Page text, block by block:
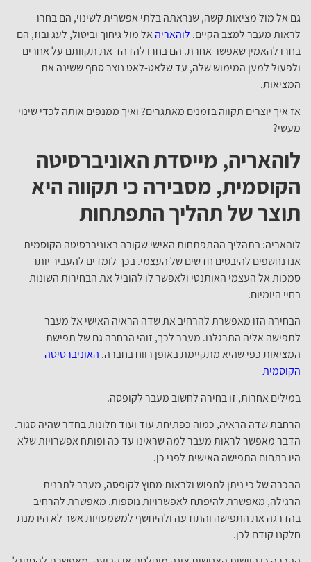
גם אל מול מציאות קשה, שנראתה בלתי אפשרית לשינוי, הם בחרו
לראות מעבר למצב הקיים. לוהאריה אל מול גיחוך וביטול, לעג ובוז, הם
בחרו להאמין שאפשר אחרת. הם בחרו להדהד את תקוותם על אחרים
ולפעול למען המימוש שלה, עד שלאט-לאט נוצר סחף ששינה את
המציאות.
אז איך יוצרים תקווה בזמנים מאתגרים? ואיך ממנפים אותה לכדי שינוי
מעשי?
לוהאריה, מייסדת האוניברסיטה
הקוסמית, מסבירה כי תקווה היא
תוצר של תהליך התפתחות
לוהאריה: בתהליך ההתפתחות האישי שקורה באוניברסיטה הקוסמית
אנו נחשפים להיבטים חדשים של העצמי. בכך לומדים להעביר יותר
סמכות אל העצמי האותנטי ולאפשר לו להוביל את הבחירות השונות
בחיי היומיום.
הבחירה הזו מאפשרת להרחיב את שדה הראיה האישי אל מעבר
לתפישה אליה התרגלנו. מעבר לכך, זוהי הרחבה גם של תפישת
המציאות כפי שהיא מתקיימת באופן רווח בחברה. האוניברסיטה
הקוסמית
במילים אחרות, זו בחירה לחשוב מעבר לקופסה.
הרחבת שדה הראיה, כמוה כפתיחת עוד ועוד חלונות בחדר שהיה סגור.
הדבר מאפשר לראות מעבר למה שראינו עד כה ופותח אפשרויות שלא
היו בתחום התפישה האישית לפני כן.
ההכרה של כי ניתן לתפוש ולראות מחוץ לקופסה, מעבר לתבנית
הרגילה, מאפשרת להיפתח לאפשרויות נוספות. מאפשרת להרחיב
בהדרגה את התפישה והתודעה ולהיחשף למשמעויות אשר לא היו מנת
חלקנו קודם לכן.